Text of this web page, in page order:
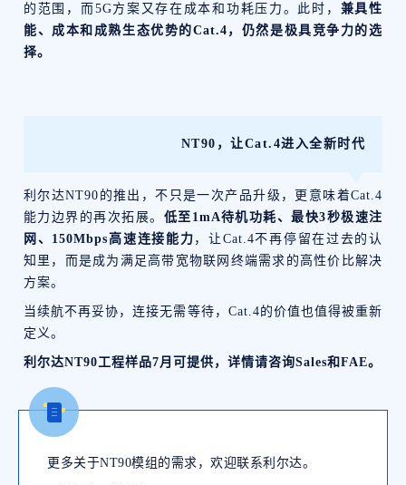
的范围，而5G方案又存在成本和功耗压力。此时， 兼具性
能、成本和成熟生态优势的Cat.4，仍然是极具竞争力的选
择。
NT90，让Cat.4进入全新时代
利尔达NT90的推出，不只是一次产品升级，更意味着Cat.4
能力边界的再次拓展。 低至1mA待机功耗、最快3秒极速注
网、150Mbps高速连接能力 ，让Cat.4不再停留在过去的认
知里，而是成为满足高带宽物联网终端需求的高性价比解决
方案。
当续航不再妥协，连接无需等待，Cat.4的价值也值得被重新
定义。
利尔达NT90工程样品7月可提供，详情请咨询Sales和FAE。
更多关于NT90模组的需求，欢迎联系利尔达。